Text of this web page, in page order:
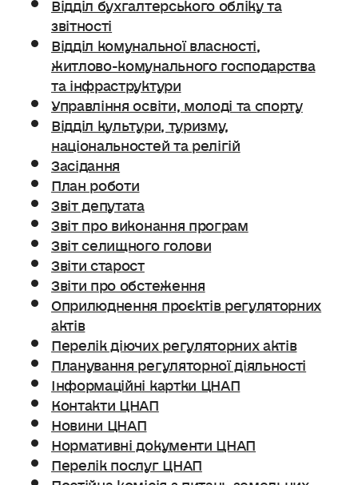
звітності
Відділ комунальної власності,
житлово-комунального господарства
та інфраструктури
Управління освіти, молоді та спорту
Відділ культури, туризму,
національностей та релігій
Засідання
План роботи
Звіт депутата
Звіт про виконання програм
Звіт селищного голови
Звіти старост
Звіти про обстеження
Оприлюднення проєктів регуляторних
актів
Перелік діючих регуляторних актів
Планування регуляторної діяльності
Інформаційні картки ЦНАП
Контакти ЦНАП
Новини ЦНАП
Нормативні документи ЦНАП
Перелік послуг ЦНАП